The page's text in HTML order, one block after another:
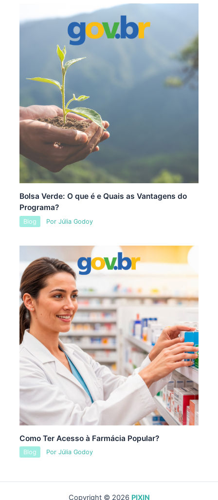
Bolsa Verde: O que é e Quais as Vantagens do
Programa?
Blog Por Júlia Godoy
Como Ter Acesso à Farmácia Popular?
Blog Por Júlia Godoy
Copyright © 2026 PIXIN